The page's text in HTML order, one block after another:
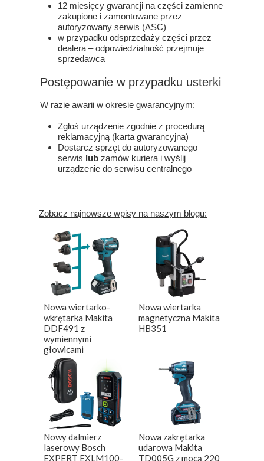
12 miesięcy gwarancji na części zamienne
zakupione i zamontowane przez
autoryzowany serwis (ASC)
w przypadku odsprzedaży części przez
dealera – odpowiedzialność przejmuje
sprzedawca
Postępowanie w przypadku usterki
W razie awarii w okresie gwarancyjnym:
Zgłoś urządzenie zgodnie z procedurą
reklamacyjną (karta gwarancyjna)
Dostarcz sprzęt do autoryzowanego
serwis lub zamów kuriera i wyślij
urządzenie do serwisu centralnego
Zobacz najnowsze wpisy na naszym blogu:
Nowa wiertarko-
wkrętarka Makita
DDF491 z
wymiennymi
głowicami
Nowa wiertarka
magnetyczna Makita
HB351
Nowy dalmierz
laserowy Bosch
EXPERT EXLM100-
Nowa zakrętarka
udarowa Makita
TD005G z mocą 220